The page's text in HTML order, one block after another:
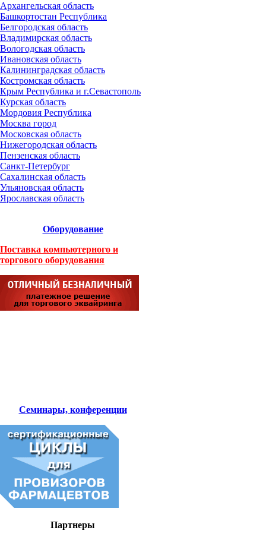
Архангельская область
Башкортостан Республика
Белгородская область
Владимирская область
Вологодская область
Ивановская область
Калининградская область
Костромская область
Крым Республика и г.Севастополь
Курская область
Мордовия Республика
Москва город
Московская область
Нижегородская область
Пензенская область
Санкт-Петербург
Сахалинская область
Ульяновская область
Ярославская область
Оборудование
Поставка компьютерного и
торгового оборудования
Семинары, конференции
Партнеры